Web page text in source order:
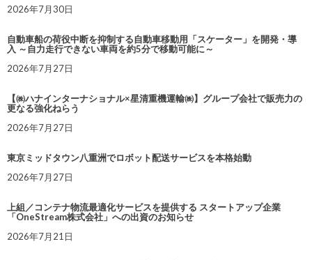
2026年7月30日
自動車船の荷役中断を抑制する自動車移動用「スケーター」を開発・導
入 ～自力走行できない車両を約5分で移動可能に～
2026年7月27日
【㈱ハナインターナショナル×星清重機運輸㈱】グループ会社で販売力の
更なる強化ねらう
2026年7月27日
東京ミッドタウン八重洲でロボット配送サービスを本格始動
2026年7月27日
上組／コンテナ物流最適化サービスを提供する スタートアップ企業
「OneStream株式会社」への出資のお知らせ
2026年7月21日